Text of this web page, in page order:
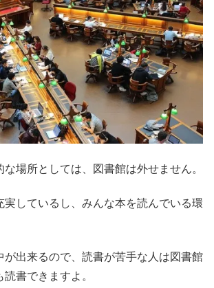
場所としては、図書館は外せません。
実しているし、みんな本を読んでいる環
が出来るので、読書が苦手な人は図書館
書できますよ。